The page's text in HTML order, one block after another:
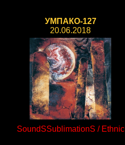
УМПАКО-127
20.06.2018
SoundSSublimationS / Ethnic